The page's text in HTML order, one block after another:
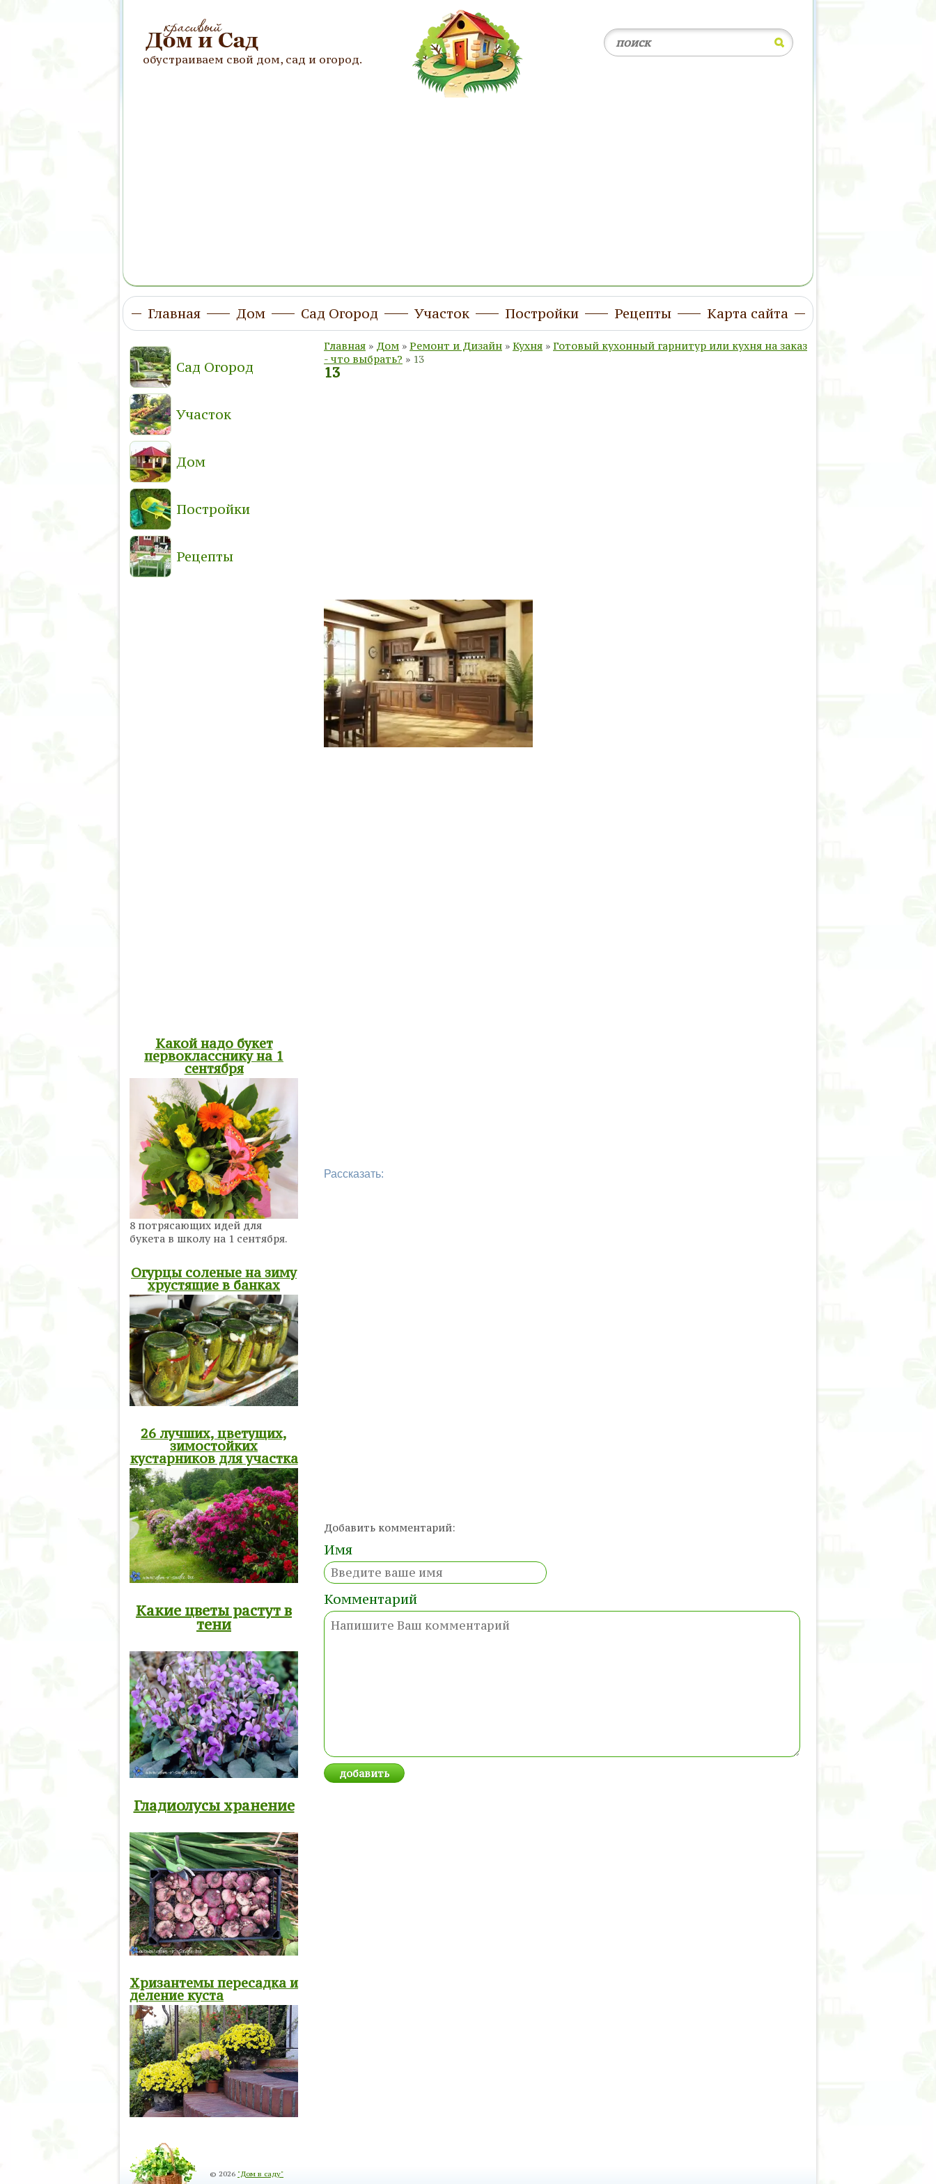
обустраиваем свой дом, сад и огород.
Главная Дом Сад Огород Участок Постройки Рецепты Карта сайта
Главная » Дом » Ремонт и Дизайн » Кухня » Готовый кухонный гарнитур или кухня на заказ
- что выбрать? » 13
13
Рассказать:
Добавить комментарий:
Имя
Комментарий
Сад Огород
Участок
Дом
Постройки
Рецепты
Какой надо букет
первокласснику на 1
сентября
8 потрясающих идей для
букета в школу на 1 сентября.
Огурцы соленые на зиму
хрустящие в банках
26 лучших, цветущих,
зимостойких
кустарников для участка
Какие цветы растут в
тени
Гладиолусы хранение
Хризантемы пересадка и
деление куста
© 2026 "Дом в саду"